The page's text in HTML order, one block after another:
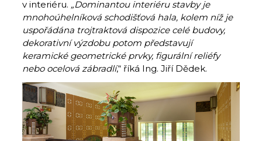
v interiéru. „Dominantou interiéru stavby je
mnohoúhelníková schodišťová hala, kolem níž je
uspořádána trojtraktová dispozice celé budovy,
dekorativní výzdobu potom představují
keramické geometrické prvky, figurální reliéfy
nebo ocelová zábradlí,“ říká Ing. Jiří Dědek.